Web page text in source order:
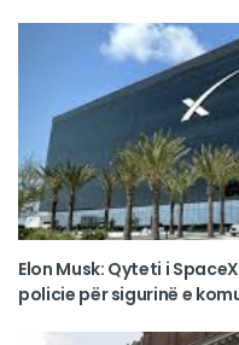
Elon Musk: Qyteti i
policie për sigurinë e